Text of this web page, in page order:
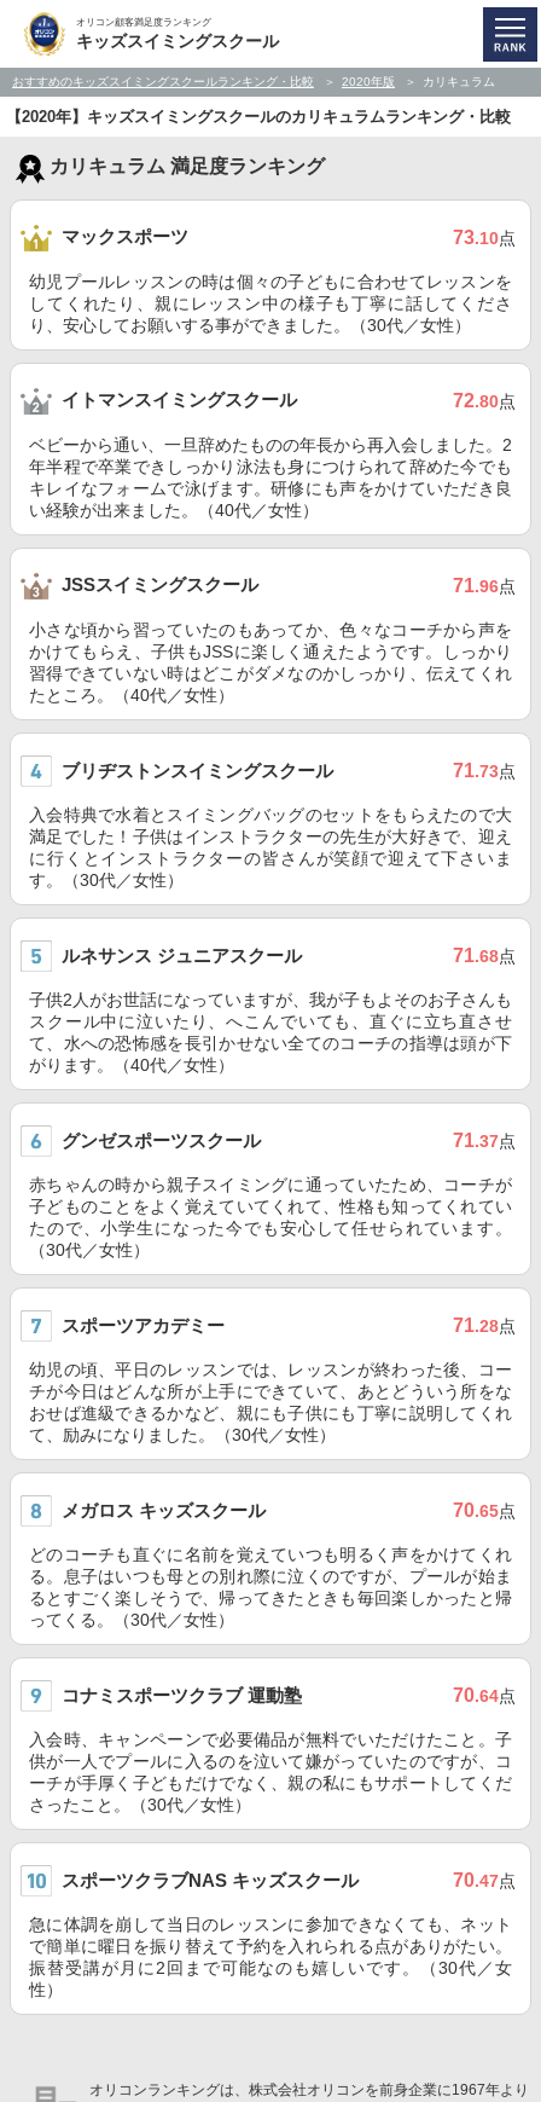
オリコン顧客満足度ランキング
キッズスイミングスクール
おすすめのキッズスイミングスクールランキング・比較 2020年版 カリキュラム
【2020年】キッズスイミングスクールのカリキュラムランキング・比較
カリキュラム 満足度ランキング
マックスポーツ 73.10点
幼児プールレッスンの時は個々の子どもに合わせてレッスンを
してくれたり、親にレッスン中の様子も丁寧に話してくださ
り、安心してお願いする事ができました。（30代／女性）
イトマンスイミングスクール 72.80点
ベビーから通い、一旦辞めたものの年長から再入会しました。2
年半程で卒業できしっかり泳法も身につけられて辞めた今でも
キレイなフォームで泳げます。研修にも声をかけていただき良
い経験が出来ました。（40代／女性）
JSSスイミングスクール 71.96点
小さな頃から習っていたのもあってか、色々なコーチから声を
かけてもらえ、子供もJSSに楽しく通えたようです。しっかり
習得できていない時はどこがダメなのかしっかり、伝えてくれ
たところ。（40代／女性）
ブリヂストンスイミングスクール 71.73点
入会特典で水着とスイミングバッグのセットをもらえたので大
満足でした！子供はインストラクターの先生が大好きで、迎え
に行くとインストラクターの皆さんが笑顔で迎えて下さいま
す。（30代／女性）
ルネサンス ジュニアスクール 71.68点
子供2人がお世話になっていますが、我が子もよそのお子さんも
スクール中に泣いたり、へこんでいても、直ぐに立ち直させ
て、水への恐怖感を長引かせない全てのコーチの指導は頭が下
がります。（40代／女性）
グンゼスポーツスクール 71.37点
赤ちゃんの時から親子スイミングに通っていたため、コーチが
子どものことをよく覚えていてくれて、性格も知ってくれてい
たので、小学生になった今でも安心して任せられています。
（30代／女性）
スポーツアカデミー 71.28点
幼児の頃、平日のレッスンでは、レッスンが終わった後、コー
チが今日はどんな所が上手にできていて、あとどういう所をな
おせば進級できるかなど、親にも子供にも丁寧に説明してくれ
て、励みになりました。（30代／女性）
メガロス キッズスクール 70.65点
どのコーチも直ぐに名前を覚えていつも明るく声をかけてくれ
る。息子はいつも母との別れ際に泣くのですが、プールが始ま
るとすごく楽しそうで、帰ってきたときも毎回楽しかったと帰
ってくる。（30代／女性）
コナミスポーツクラブ 運動塾 70.64点
入会時、キャンペーンで必要備品が無料でいただけたこと。子
供が一人でプールに入るのを泣いて嫌がっていたのですが、コ
ーチが手厚く子どもだけでなく、親の私にもサポートしてくだ
さったこと。（30代／女性）
スポーツクラブNAS キッズスクール 70.47点
急に体調を崩して当日のレッスンに参加できなくても、ネット
で簡単に曜日を振り替えて予約を入れられる点がありがたい。
振替受講が月に2回まで可能なのも嬉しいです。（30代／女
性）
オリコンランキングは、株式会社オリコンを前身企業に1967年より